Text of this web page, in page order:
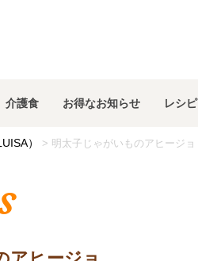
介護食 お得なお知らせ レシピ
） > 明太子じゃがいものアヒージョ